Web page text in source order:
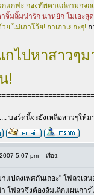
กแกฟะ กองทัพตาแก่ลามกจ
จิ้มลิ้มน่ารัก น่าหยิก โมเอะสุ
ไม่เอาโว้ย! จาเอาเยอะๆ!
ไปหาสาวๆ
!
บอร์ดนี้จะยังเหลือสาวๆให้ม
5:07 pm เรื่อง:
าแปลงเพศกันเถอะ" โฟลว
โฟลวจึงต้องล้มเลิกแผนการ